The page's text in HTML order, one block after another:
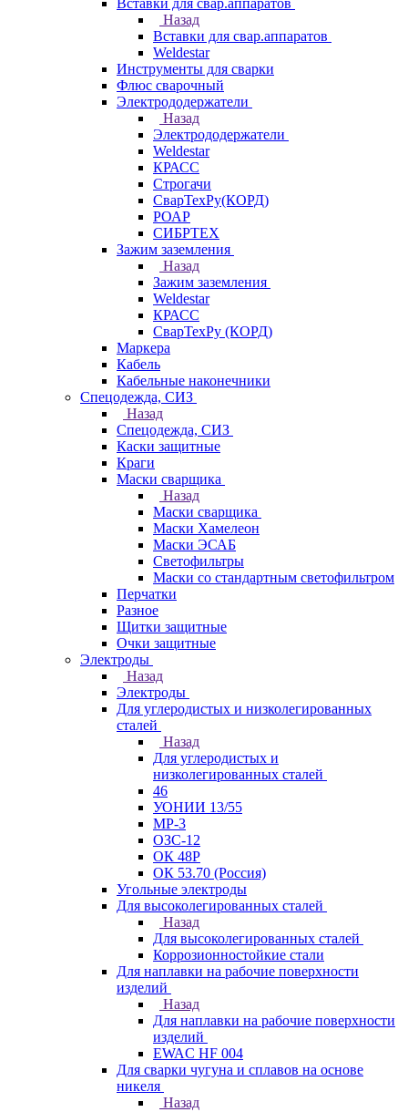
Вставки для свар.аппаратов
Назад
Вставки для свар.аппаратов
Weldestar
Инструменты для сварки
Флюс сварочный
Электрододержатели
Назад
Электрододержатели
Weldestar
КРАСС
Строгачи
СварТехРу(КОРД)
РОАР
СИБРТЕХ
Зажим заземления
Назад
Зажим заземления
Weldestar
КРАСС
СварТехРу (КОРД)
Маркера
Кабель
Кабельные наконечники
Спецодежда, СИЗ
Назад
Спецодежда, СИЗ
Каски защитные
Краги
Маски сварщика
Назад
Маски сварщика
Маски Хамелеон
Маски ЭСАБ
Светофильтры
Маски со стандартным светофильтром
Перчатки
Разное
Щитки защитные
Очки защитные
Электроды
Назад
Электроды
Для углеродистых и низколегированных
сталей
Назад
Для углеродистых и
низколегированных сталей
46
УОНИИ 13/55
МР-3
ОЗС-12
ОК 48Р
ОК 53.70 (Россия)
Угольные электроды
Для высоколегированных сталей
Назад
Для высоколегированных сталей
Коррозионностойкие стали
Для наплавки на рабочие поверхности
изделий
Назад
Для наплавки на рабочие поверхности
изделий
EWAC HF 004
Для сварки чугуна и сплавов на основе
никеля
Назад